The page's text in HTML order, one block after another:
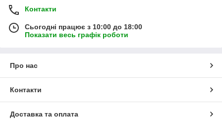
Контакти
Сьогодні працює з 10:00 до 18:00
Показати весь графік роботи
Про нас
Контакти
Доставка та оплата